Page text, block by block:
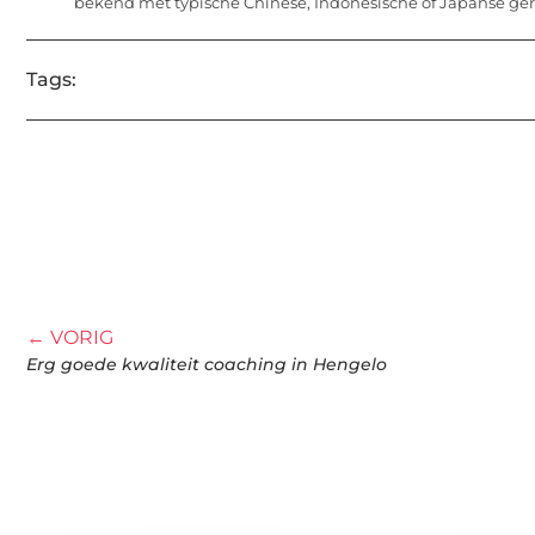
Tags:
← VORIG
Erg goede kwaliteit coaching in Hengelo